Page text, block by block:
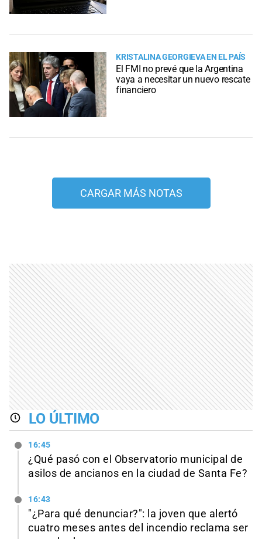
KRISTALINA GEORGIEVA EN EL PAÍS
El FMI no prevé que la Argentina
vaya a necesitar un nuevo rescate
financiero
CARGAR MÁS NOTAS
LO ÚLTIMO
16:45
¿Qué pasó con el Observatorio municipal de
asilos de ancianos en la ciudad de Santa Fe?
16:43
"¿Para qué denunciar?": la joven que alertó
cuatro meses antes del incendio reclama ser